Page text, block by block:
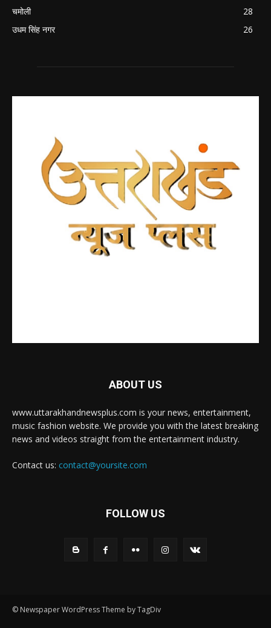
चमोली
28
उधम सिंह नगर
26
ABOUT US
www.uttarakhandnewsplus.com is your news, entertainment,
music fashion website. We provide you with the latest breaking
news and videos straight from the entertainment industry.
Contact us: contact@yoursite.com
FOLLOW US
© Newspaper WordPress Theme by TagDiv